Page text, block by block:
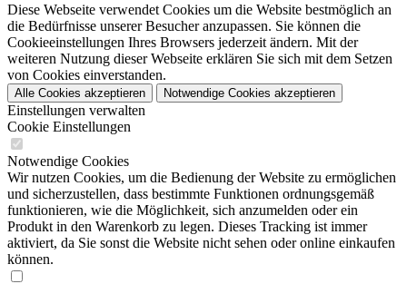
Diese Webseite verwendet Cookies um die Website bestmöglich an
die Bedürfnisse unserer Besucher anzupassen. Sie können die
Cookieeinstellungen Ihres Browsers jederzeit ändern. Mit der
weiteren Nutzung dieser Webseite erklären Sie sich mit dem Setzen
von Cookies einverstanden.
Alle Cookies akzeptieren Notwendige Cookies akzeptieren
Einstellungen verwalten
Cookie Einstellungen
Notwendige Cookies
Wir nutzen Cookies, um die Bedienung der Website zu ermöglichen
und sicherzustellen, dass bestimmte Funktionen ordnungsgemäß
funktionieren, wie die Möglichkeit, sich anzumelden oder ein
Produkt in den Warenkorb zu legen. Dieses Tracking ist immer
aktiviert, da Sie sonst die Website nicht sehen oder online einkaufen
können.